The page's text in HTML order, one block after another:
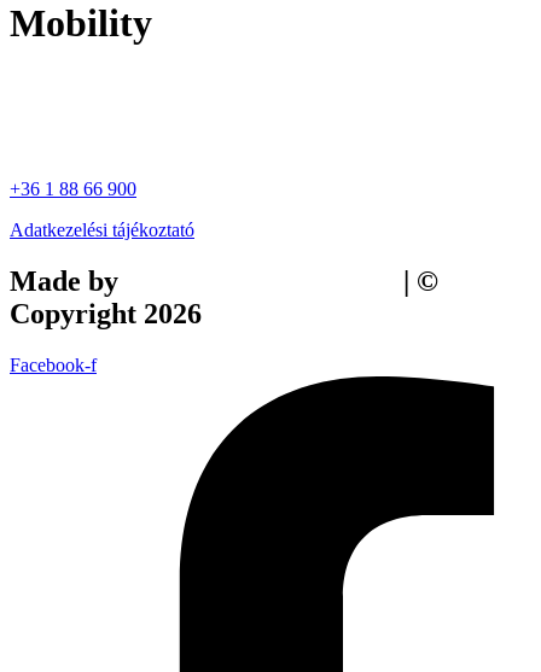
Mobility
+36 1 88 66 900
Adatkezelési tájékoztató
Made by
| ©
Copyright 2026
Facebook-f